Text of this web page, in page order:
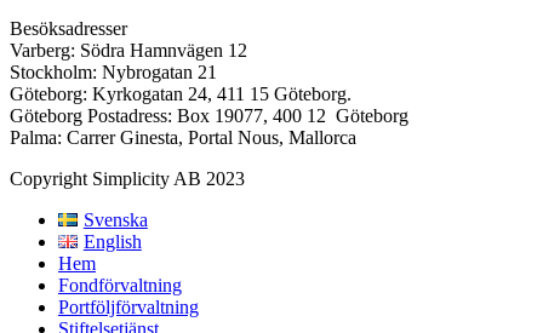
Besöksadresser
Varberg: Södra Hamnvägen 12
Stockholm: Nybrogatan 21
Göteborg: Kyrkogatan 24, 411 15 Göteborg.
Göteborg Postadress: Box 19077, 400 12 Göteborg
Palma: Carrer Ginesta, Portal Nous, Mallorca
Copyright Simplicity AB 2023
Svenska
English
Hem
Fondförvaltning
Portföljförvaltning